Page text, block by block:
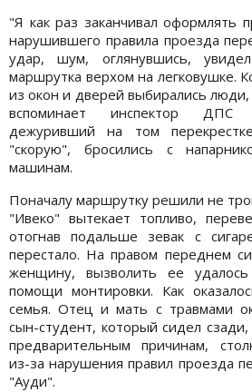
"Я как раз заканчивал оформлять
нарушившего правила проезда
удар, шум, оглянувшись,
маршрутка верхом на легковушке.
из окон и дверей выбирались
вспоминает инспектор ДПС
дежуривший на том
"скорую", бросились с
машинам.
Поначалу маршрутку решили не
"Ивеко" вытекает топливо,
отогнав подальше зевак с
перестало. На правом переднем
женщину, вызволить ее
помощи монтировки. Как
семья. Отец и мать с травмами
сын-студент, который сидел
предварительным причинам,
из-за нарушения правил проезда
"Ауди".